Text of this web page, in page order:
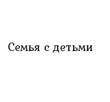
Семья с детьми